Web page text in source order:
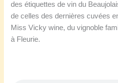
des étiquettes de vin du
de celles des dernières cuvées
Miss Vicky wine, du vignoble
à Fleurie.